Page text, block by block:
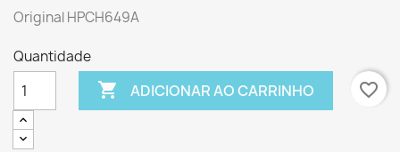
Original HPCH649A
Quantidade
 ADICIONAR AO CARRINHO favorite_border